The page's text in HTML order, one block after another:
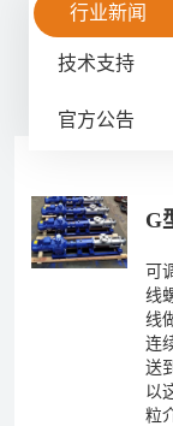
021-
+86-
上
行业新闻
技术支持
官方公告
G
可
线
线
连
送
以
粒